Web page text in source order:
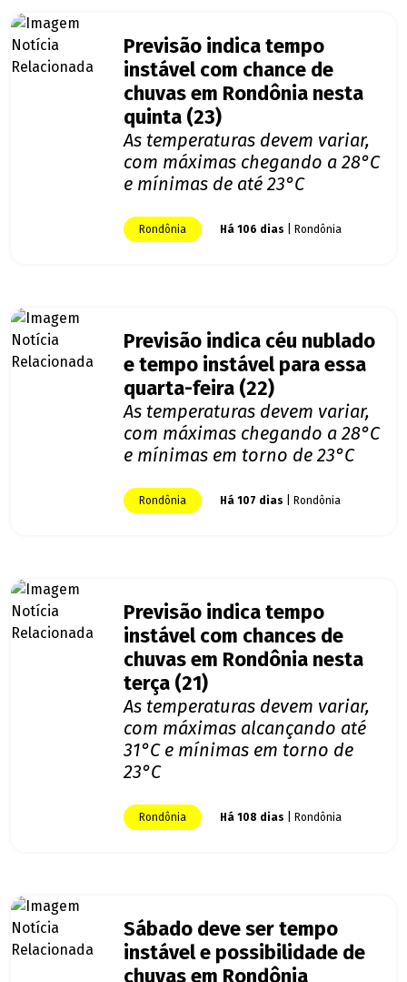
Previsão indica tempo
instável com chance de
chuvas em Rondônia nesta
quinta (23)
As temperaturas devem variar,
com máximas chegando a 28°C
e mínimas de até 23°C
Rondônia Há 106 dias | Rondônia
Previsão indica céu nublado
e tempo instável para essa
quarta-feira (22)
As temperaturas devem variar,
com máximas chegando a 28°C
e mínimas em torno de 23°C
Rondônia Há 107 dias | Rondônia
Previsão indica tempo
instável com chances de
chuvas em Rondônia nesta
terça (21)
As temperaturas devem variar,
com máximas alcançando até
31°C e mínimas em torno de
23°C
Rondônia Há 108 dias | Rondônia
Sábado deve ser tempo
instável e possibilidade de
chuvas em Rondônia